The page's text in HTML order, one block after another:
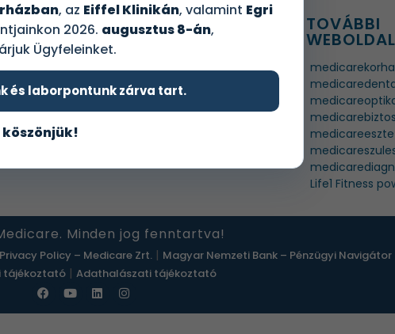
Diagnosztika
Laborvizsgálatok
Szakrendelések
TOVÁBBI
Life1 Fitness
Minden jog fenntartva!
Privacy Policy – Medicare Zrt. | Magyar Nemzeti Bank – Pénzügyi Navigátor
tájékoztató | Adathalászati tájékoztató
, az Eiffel Klinikán, valamint Egri
2026. augusztus 8-án,
Ügyfeleinket.
és laborpontunk zárva tart.